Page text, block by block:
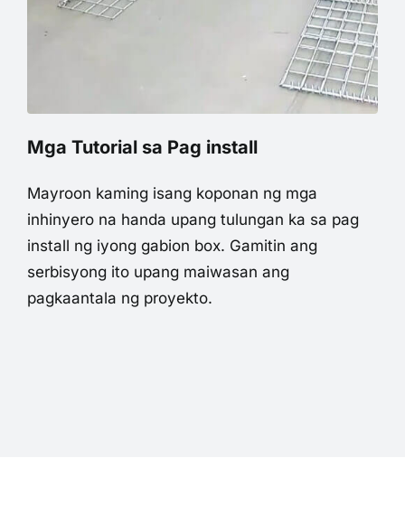
Mga Tutorial sa Pag install
Mayroon kaming isang koponan ng mga
inhinyero na handa upang tulungan ka sa pag
install ng iyong gabion box. Gamitin ang
serbisyong ito upang maiwasan ang
pagkaantala ng proyekto.